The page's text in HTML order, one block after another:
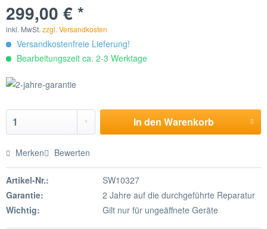
299,00 € *
inkl. MwSt. zzgl. Versandkosten
Versandkostenfreie Lieferung!
Bearbeitungszeit ca. 2-3 Werktage
In den Warenkorb
Merken Bewerten
Artikel-Nr.:
SW10327
Garantie:
2 Jahre auf die durchgeführte Reparatur
Wichtig:
Gilt nur für ungeäffnete Geräte